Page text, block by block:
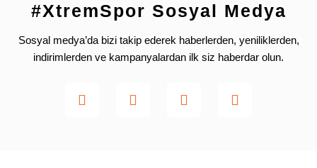
#XtremSpor Sosyal Medya
Sosyal medya’da bizi takip ederek haberlerden, yeniliklerden,
indirimlerden ve kampanyalardan ilk siz haberdar olun.